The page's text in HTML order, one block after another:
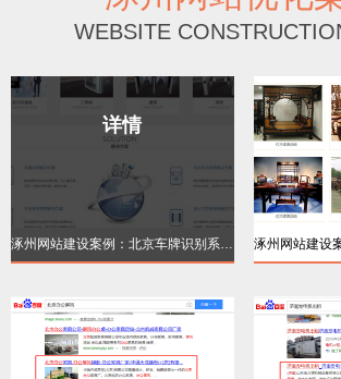
WEBSITE
详情
涿州网站建设案例：北京车牌识别系统【品牌
详情